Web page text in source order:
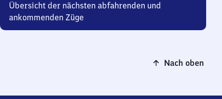
Übersicht der nächsten abfahrenden und
ankommenden Züge
Nach oben